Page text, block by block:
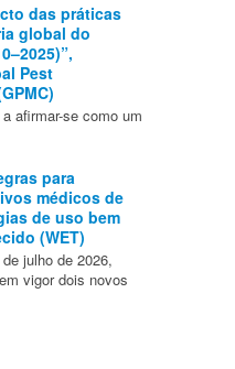
das práticas
global do
Pest
afirmar-se como um
para
médicos de
de uso bem
(WET)
julho de 2026,
vigor dois novos